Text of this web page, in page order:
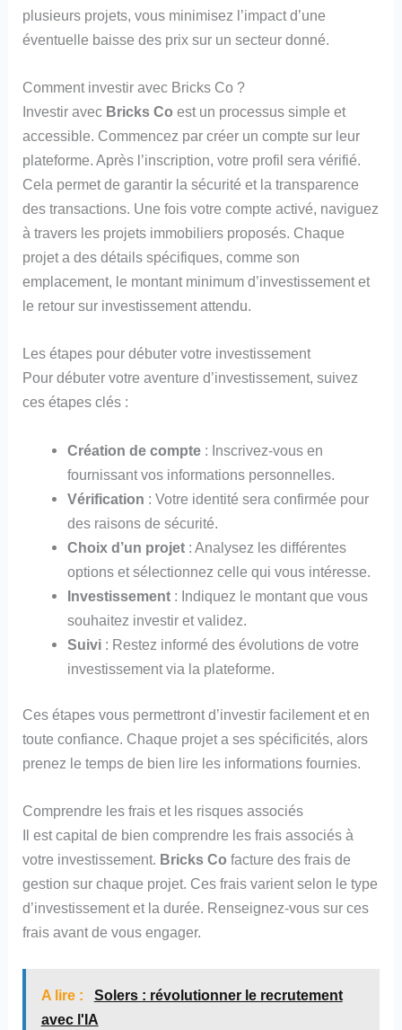
plusieurs projets, vous minimisez l’impact d’une
éventuelle baisse des prix sur un secteur donné.
Comment investir avec Bricks Co ?
Investir avec Bricks Co est un processus simple et
accessible. Commencez par créer un compte sur leur
plateforme. Après l’inscription, votre profil sera vérifié.
Cela permet de garantir la sécurité et la transparence
des transactions. Une fois votre compte activé, naviguez
à travers les projets immobiliers proposés. Chaque
projet a des détails spécifiques, comme son
emplacement, le montant minimum d’investissement et
le retour sur investissement attendu.
Les étapes pour débuter votre investissement
Pour débuter votre aventure d’investissement, suivez
ces étapes clés :
Création de compte: Inscrivez-vous en
fournissant vos informations personnelles.
Vérification : Votre identité sera confirmée pour
des raisons de sécurité.
Choix d’un projet: Analysez les différentes
options et sélectionnez celle qui vous intéresse.
Investissement: Indiquez le montant que vous
souhaitez investir et validez.
Suivi: Restez informé des évolutions de votre
investissement via la plateforme.
Ces étapes vous permettront d’investir facilement et en
toute confiance. Chaque projet a ses spécificités, alors
prenez le temps de bien lire les informations fournies.
Comprendre les frais et les risques associés
Il est capital de bien comprendre les frais associés à
votre investissement. Bricks Co facture des frais de
gestion sur chaque projet. Ces frais varient selon le type
d’investissement et la durée. Renseignez-vous sur ces
frais avant de vous engager.
A lire :
Solers : révolutionner le recrutement
avec l'IA